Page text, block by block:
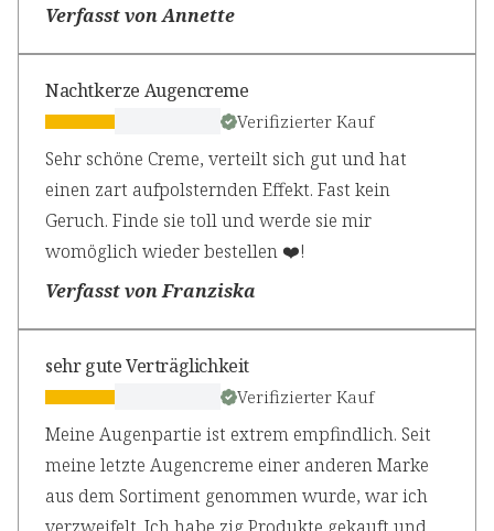
Verfasst von Annette
Nachtkerze Augencreme
Verifizierter Kauf
Sehr schöne Creme, verteilt sich gut und hat
einen zart aufpolsternden Effekt. Fast kein
Geruch. Finde sie toll und werde sie mir
womöglich wieder bestellen ❤️!
Verfasst von Franziska
sehr gute Verträglichkeit
Verifizierter Kauf
Meine Augenpartie ist extrem empfindlich. Seit
meine letzte Augencreme einer anderen Marke
aus dem Sortiment genommen wurde, war ich